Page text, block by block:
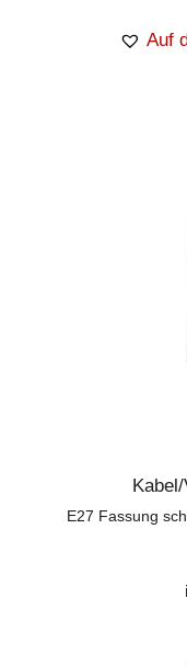
Auf
E27 Fassung